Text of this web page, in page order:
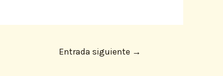
Entrada siguiente →